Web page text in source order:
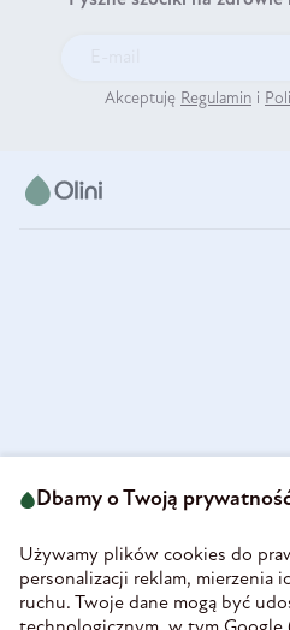
Akceptuję Regulamin i
58-160 Świebodzice
REGON 890213034
INFORMACJE
Dbamy o Twoją
Używamy plików cookies do
personalizacji reklam, mierzenia
ruchu. Twoje dane mogą być